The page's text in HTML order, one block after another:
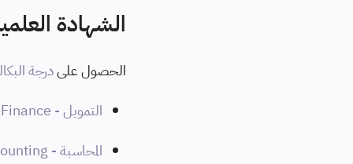
الشهادة
الحصول علىدرجة
التمويل - Finance
المحاسبة - Accounting